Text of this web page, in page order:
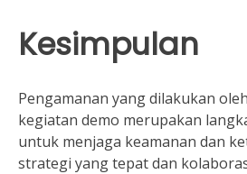
Kesimpulan
Pengamanan yang dilakukan
kegiatan demo merupakan
untuk menjaga keamanan dan
strategi yang tepat dan